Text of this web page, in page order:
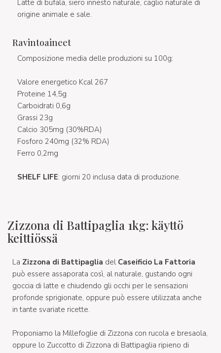
Latte di bufala, siero innesto naturale, caglio naturale di
origine animale e sale.
Ravintoaineet
Composizione media delle produzioni su 100g:
Valore energetico Kcal 267
Proteine 14,5g
Carboidrati 0,6g
Grassi 23g
Calcio 305mg (30%RDA)
Fosforo 240mg (32% RDA)
Ferro 0,2mg
SHELF LIFE: giorni 20 inclusa data di produzione.
Zizzona di Battipaglia 1kg: käyttö
keittiössä
La Zizzona di Battipaglia del Caseificio La Fattoria
può essere assaporata così, al naturale, gustando ogni
goccia di latte e chiudendo gli occhi per le sensazioni
profonde sprigionate, oppure può essere utilizzata anche
in tante svariate ricette.
Proponiamo la Millefoglie di Zizzona con rucola e bresaola,
oppure lo Zuccotto di Zizzona di Battipaglia ripieno di